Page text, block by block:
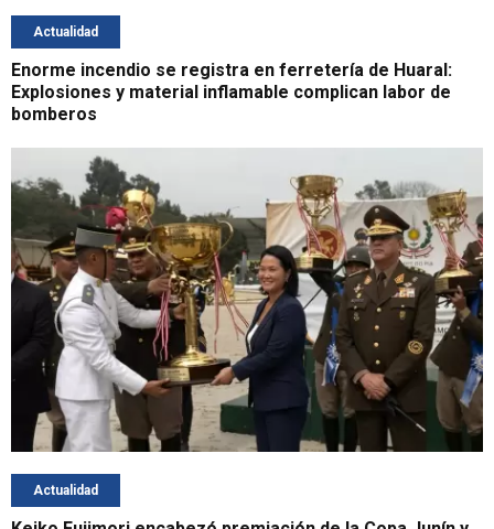
Actualidad
Enorme incendio se registra en ferretería de Huaral:
Explosiones y material inflamable complican labor de
bomberos
Actualidad